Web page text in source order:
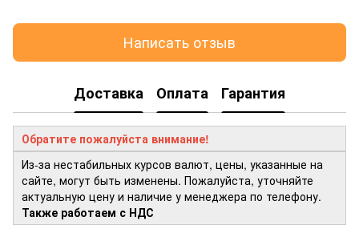
Написать отзыв
Доставка Оплата Гарантия
Обратите пожалуйста внимание!
Из-за нестабильных курсов валют, цены, указанные на
сайте, могут быть изменены. Пожалуйста, уточняйте
актуальную цену и наличие у менеджера по телефону.
Также работаем с НДС